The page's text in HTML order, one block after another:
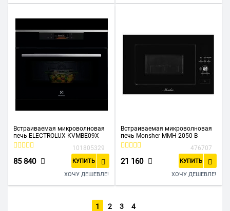
Встраиваемая микроволновая
печь ELECTROLUX KVMBE09X
101805329
85 840 КУПИТЬ
ХОЧУ ДЕШЕВЛЕ!
Встраиваемая микроволновая
печь Monsher MMH 2050 B
476707
21 160 КУПИТЬ
ХОЧУ ДЕШЕВЛЕ!
1 2 3 4